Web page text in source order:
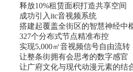
释放10%租赁面积打造共享空间
成功引入itc音视频系统
搭建起覆盖全街区的智慧神经中
327个分布式节点精准布控
实现5,000㎡音视频信号自由流转
让整条街拥有会思考的数字感官
让广府文化与现代动漫元素的结